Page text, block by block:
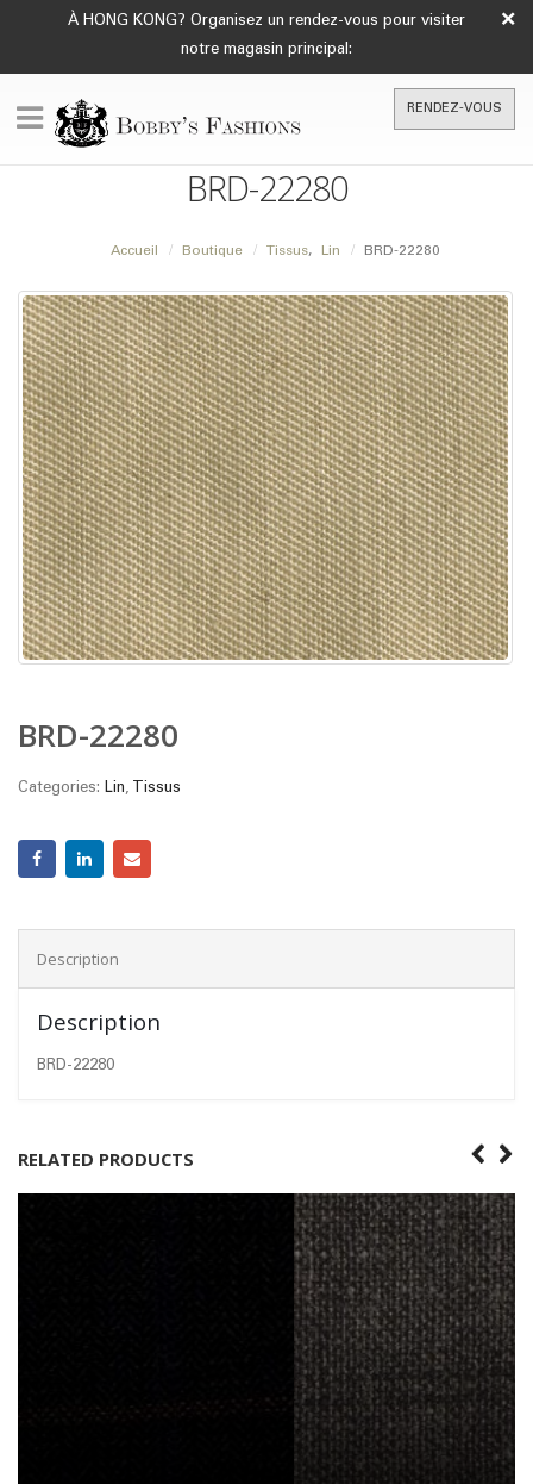
À HONG KONG? Organisez un rendez-vous pour visiter
notre magasin principal:
×
RENDEZ-VOUS
BRD-22280
Accueil Boutique Tissus, Lin BRD-22280
BRD-22280
Categories: Lin, Tissus
Description
Description
BRD-22280
RELATED PRODUCTS